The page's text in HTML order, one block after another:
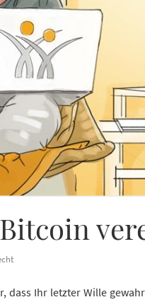
dass Ihr letzter Wille